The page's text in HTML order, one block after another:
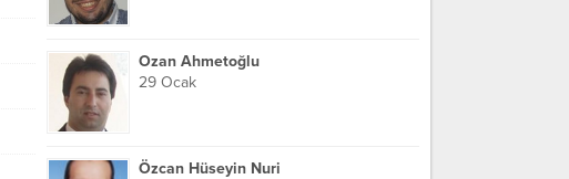
Ozan Ahmetoğlu
29 Ocak
Özcan Hüseyin Nuri